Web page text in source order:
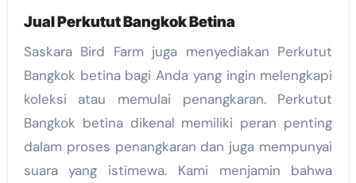
Jual Perkutut Bangkok Betina
Saskara Bird Farm juga menyediakan Perkutut
Bangkok betina bagi Anda yang ingin melengkapi
koleksi atau memulai penangkaran. Perkutut
Bangkok betina dikenal memiliki peran penting
dalam proses penangkaran dan juga mempunyai
suara yang istimewa. Kami menjamin bahwa